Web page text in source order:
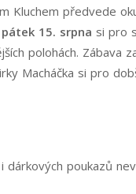
Kluchem předvede
pátek 15. srpna si pro
polohách. Zábava
Macháčka si pro
dárkových poukazů